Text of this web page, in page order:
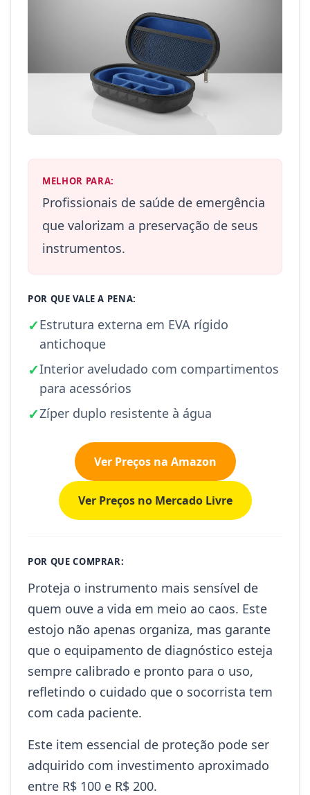
MELHOR PARA:
Profissionais de saúde de emergência
que valorizam a preservação de seus
instrumentos.
POR QUE VALE A PENA:
✓Estrutura externa em EVA rígido
antichoque
✓Interior aveludado com compartimentos
para acessórios
✓Zíper duplo resistente à água
Ver Preços na Amazon
Ver Preços no Mercado Livre
POR QUE COMPRAR:
Proteja o instrumento mais sensível de
quem ouve a vida em meio ao caos. Este
estojo não apenas organiza, mas garante
que o equipamento de diagnóstico esteja
sempre calibrado e pronto para o uso,
refletindo o cuidado que o socorrista tem
com cada paciente.
Este item essencial de proteção pode ser
adquirido com investimento aproximado
entre R$ 100 e R$ 200.